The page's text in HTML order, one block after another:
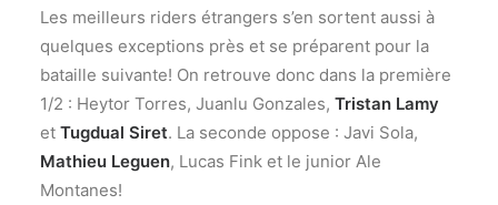
Les meilleurs riders étrangers s’en sortent aussi à
quelques exceptions près et se préparent pour la
bataille suivante! On retrouve donc dans la première
1/2 : Heytor Torres, Juanlu Gonzales, Tristan Lamy
et Tugdual Siret. La seconde oppose : Javi Sola,
Mathieu Leguen, Lucas Fink et le junior Ale
Montanes!